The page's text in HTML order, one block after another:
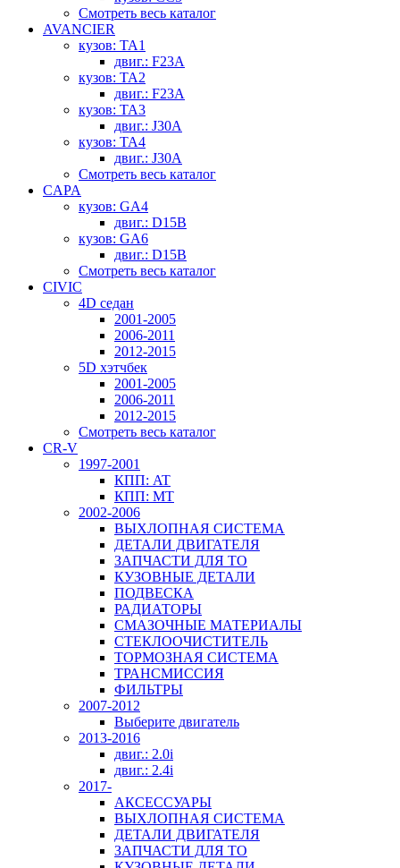
Смотреть весь каталог
AVANCIER
кузов: TA1
двиг.: F23A
кузов: TA2
двиг.: F23A
кузов: TA3
двиг.: J30A
кузов: TA4
двиг.: J30A
Смотреть весь каталог
CAPA
кузов: GA4
двиг.: D15B
кузов: GA6
двиг.: D15B
Смотреть весь каталог
CIVIC
4D седан
2001-2005
2006-2011
2012-2015
5D хэтчбек
2001-2005
2006-2011
2012-2015
Смотреть весь каталог
CR-V
1997-2001
КПП: AT
КПП: MT
2002-2006
ВЫХЛОПНАЯ СИСТЕМА
ДЕТАЛИ ДВИГАТЕЛЯ
ЗАПЧАСТИ ДЛЯ ТО
КУЗОВНЫЕ ДЕТАЛИ
ПОДВЕСКА
РАДИАТОРЫ
СМАЗОЧНЫЕ МАТЕРИАЛЫ
СТЕКЛООЧИСТИТЕЛЬ
ТОРМОЗНАЯ СИСТЕМА
ТРАНСМИССИЯ
ФИЛЬТРЫ
2007-2012
Выберите двигатель
2013-2016
двиг.: 2.0i
двиг.: 2.4i
2017-
АКСЕССУАРЫ
ВЫХЛОПНАЯ СИСТЕМА
ДЕТАЛИ ДВИГАТЕЛЯ
ЗАПЧАСТИ ДЛЯ ТО